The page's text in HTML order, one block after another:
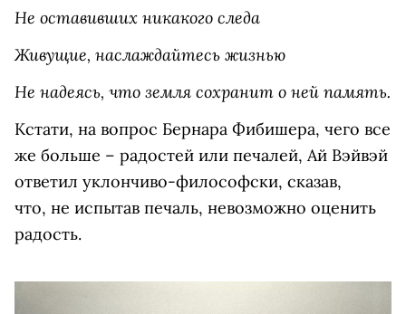
Не оставивших никакого следа
Живущие, наслаждайтесь жизнью
Не надеясь, что земля сохранит о ней память.
Кстати, на вопрос Бернара Фибишера, чего все
же больше – радостей или печалей, Ай Вэйвэй
ответил уклончиво-философски, сказав,
что, не испытав печаль, невозможно оценить
радость.